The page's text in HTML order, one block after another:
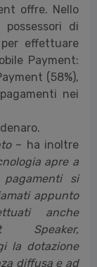
offre. Nello
di
effettuare
Payment:
(58%),
nei
– ha inoltre
apre a
si
appunto
anche
Speaker,
la dotazione
diffusa e ad